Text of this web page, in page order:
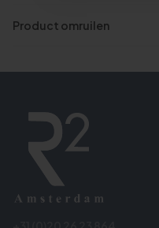
Product omruilen